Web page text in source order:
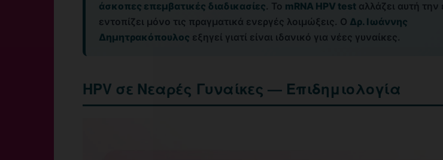
άσκοπες επεμβατικές διαδικασίες. Το mRNA HPV test αλλάζει αυτή
εντοπίζει μόνο τις πραγματικά ενεργές λοιμώξεις. Ο Δρ. Ιωάννης
Δημητρακόπουλος εξηγεί γιατί είναι ιδανικό για νέες γυναίκες.
HPV σε Νεαρές Γυναίκες — Επιδημιολογία